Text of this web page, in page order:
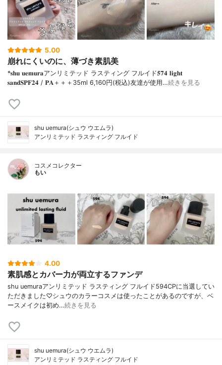
5.00
崩れにくいのに、薄づき素肌美
*𝐬𝐡𝐮 𝐮𝐞𝐦𝐮𝐫𝐚アンリミテッド ラスティング フルイド𝟓𝟕𝟒 𝐥𝐢𝐠𝐡𝐭
𝐬𝐚𝐧𝐝𝐒𝐏𝐅𝟐𝟒 / 𝐏𝐀＋＋＋⁡35ml 6,160円(税込)⁡友達が使用…続きを見る
shu uemura(シュウ ウエムラ)
アンリミテッド ラスティング フルイド
コスメコレクター
もい
4.00
素肌感とカバー力が両立するファンデ
shu uemuraアンリミテッド ラスティング フルイド594CPに当選してい
ただきました♡シュウのカラーコスメは使ったことがあるのですが、ベ
ースメイクは初め…続きを見る
shu uemura(シュウ ウエムラ)
アンリミテッド ラスティング フルイド